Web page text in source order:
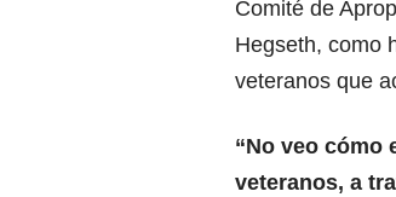
Comité de
Hegseth, como
veteranos que
“No veo cómo
veteranos, a